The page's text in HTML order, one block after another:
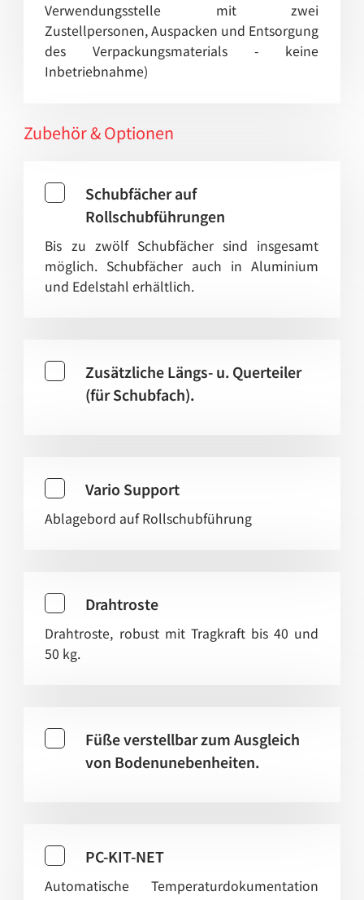
Verwendungsstelle mit zwei
Zustellpersonen, Auspacken und Entsorgung
des Verpackungsmaterials - keine
Inbetriebnahme)
Zubehör & Optionen
Schubfächer auf
Rollschubführungen
Bis zu zwölf Schubfächer sind insgesamt
möglich. Schubfächer auch in Aluminium
und Edelstahl erhältlich.
Zusätzliche Längs- u. Querteiler
(für Schubfach).
Vario Support
Ablagebord auf Rollschubführung
Drahtroste
Drahtroste, robust mit Tragkraft bis 40 und
50 kg.
Füße verstellbar zum Ausgleich
von Bodenunebenheiten.
PC-KIT-NET
Automatische Temperaturdokumentation